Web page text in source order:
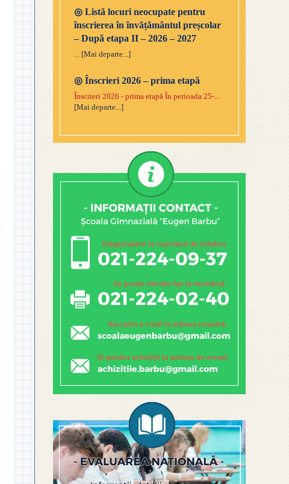
◎ Listă locuri neocupate pentru
înscrierea în învățământul preșcolar
– După etapa II – 2026 – 2027
... [Mai departe...]
◎ Înscrieri 2026 – prima etapă
Înscrieri 2026 - prima etapă În perioada 25-...
[Mai departe...]